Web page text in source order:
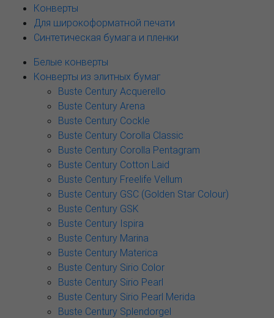
Конверты
Для широкоформатной печати
Синтетическая бумага и пленки
Белые конверты
Конверты из элитных бумаг
Buste Century Acquerello
Buste Century Arena
Buste Century Cockle
Buste Century Corolla Classic
Buste Century Corolla Pentagram
Buste Century Cotton Laid
Buste Century Freelife Vellum
Buste Century GSC (Golden Star Colour)
Buste Century GSK
Buste Century Ispira
Buste Century Marina
Buste Century Materica
Buste Century Sirio Color
Buste Century Sirio Pearl
Buste Century Sirio Pearl Merida
Buste Century Splendorgel